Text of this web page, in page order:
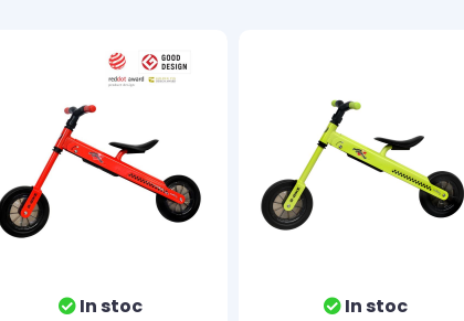
In stoc In stoc